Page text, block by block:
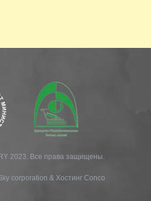
2023. Все права защищены.
corporation & Хостинг Conco